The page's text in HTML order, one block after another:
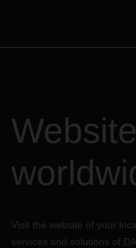
Visit the website of your
services and solutions of